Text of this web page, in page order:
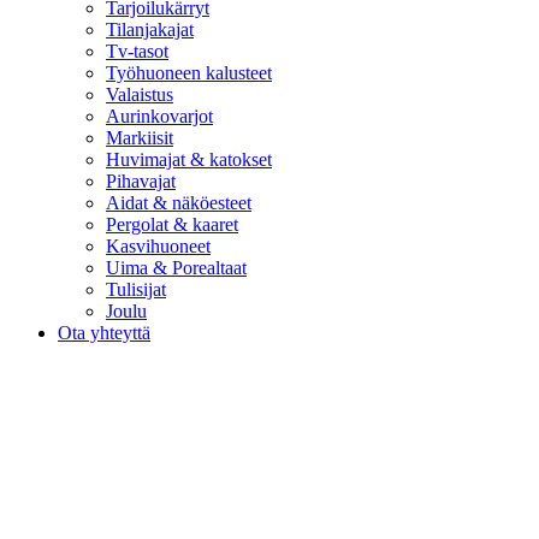
Tarjoilukärryt
Tilanjakajat
Tv-tasot
Työhuoneen kalusteet
Valaistus
Aurinkovarjot
Markiisit
Huvimajat & katokset
Pihavajat
Aidat & näköesteet
Pergolat & kaaret
Kasvihuoneet
Uima & Porealtaat
Tulisijat
Joulu
Ota yhteyttä